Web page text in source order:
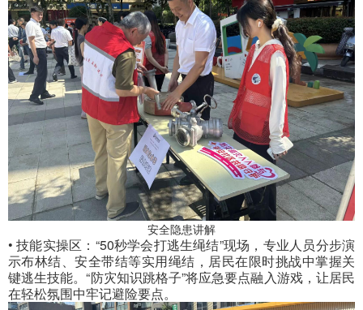
安全隐患讲解
• 技能实操区：“50秒学会打逃生绳结”现场，专业人员分步演
示布林结、安全带结等实用绳结，居民在限时挑战中掌握关
键逃生技能。“防灾知识跳格子”将应急要点融入游戏，让居民
在轻松氛围中牢记避险要点。